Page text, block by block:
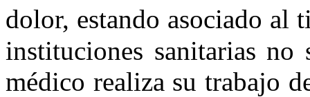
dolor, estando asociado al
instituciones sanitarias
médico realiza su trabajo